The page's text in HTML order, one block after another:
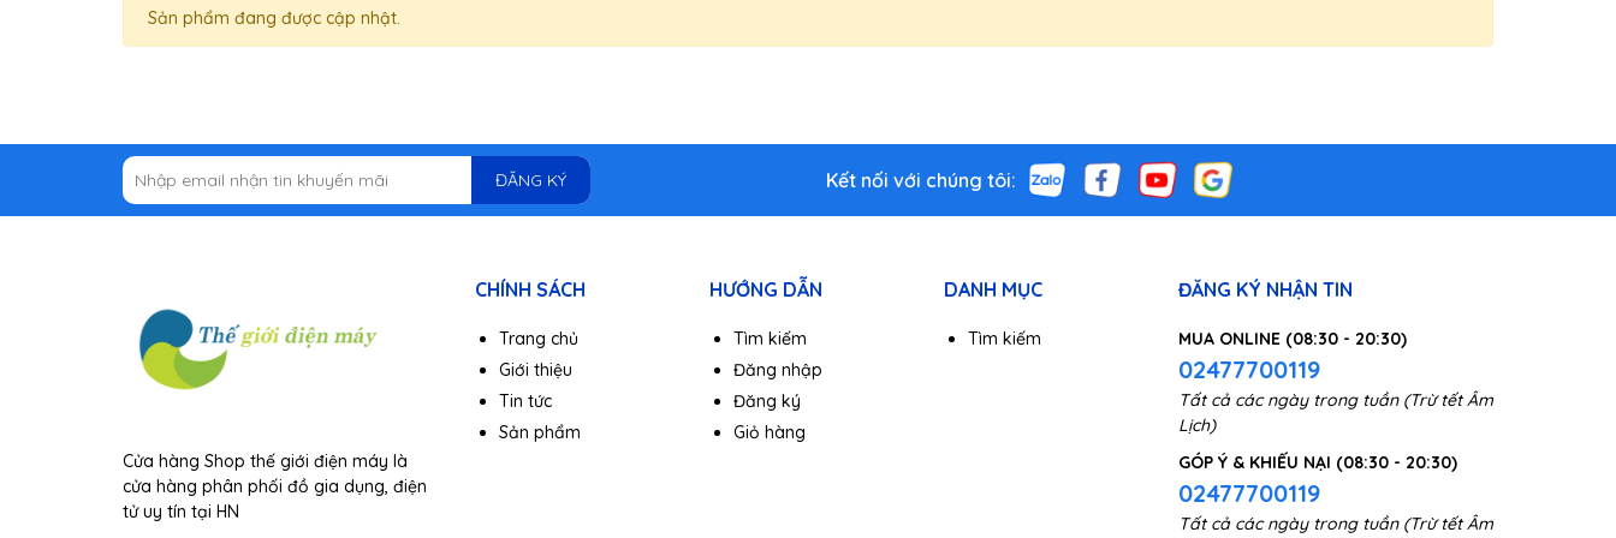
Video ghi âm tự động: Hỗ Trợ
Truyền tải Loại: MINI USB 2.0
GPS: Tùy Chọn
Nhiệt độ làm việc:-10 °C ~ 65 °C
Nguồn điện: DC 12 V/1A
Sản phẩm đang được cập nhật.
ĐĂNG KÝ Kết nối với chúng tôi:
Cửa hàng Shop thế giới điện máy là
cửa hàng phân phối đồ gia dụng, điện
tử uy tín tại HN
CHÍNH SÁCH
Trang chủ
Giới thiệu
Tin tức
Sản phẩm
HƯỚNG DẪN
Tìm kiếm
Đăng nhập
Đăng ký
Giỏ hàng
DANH MỤC
Tìm kiếm
ĐĂNG KÝ NHẬN TIN
MUA ONLINE (08:30 - 20:30)
02477700119
Tất cả các ngày trong tuần (Trừ tết Âm
Lịch)
GÓP Ý & KHIẾU NẠI (08:30 - 20:30)
02477700119
Tất cả các ngày trong tuần (Trừ tết Âm